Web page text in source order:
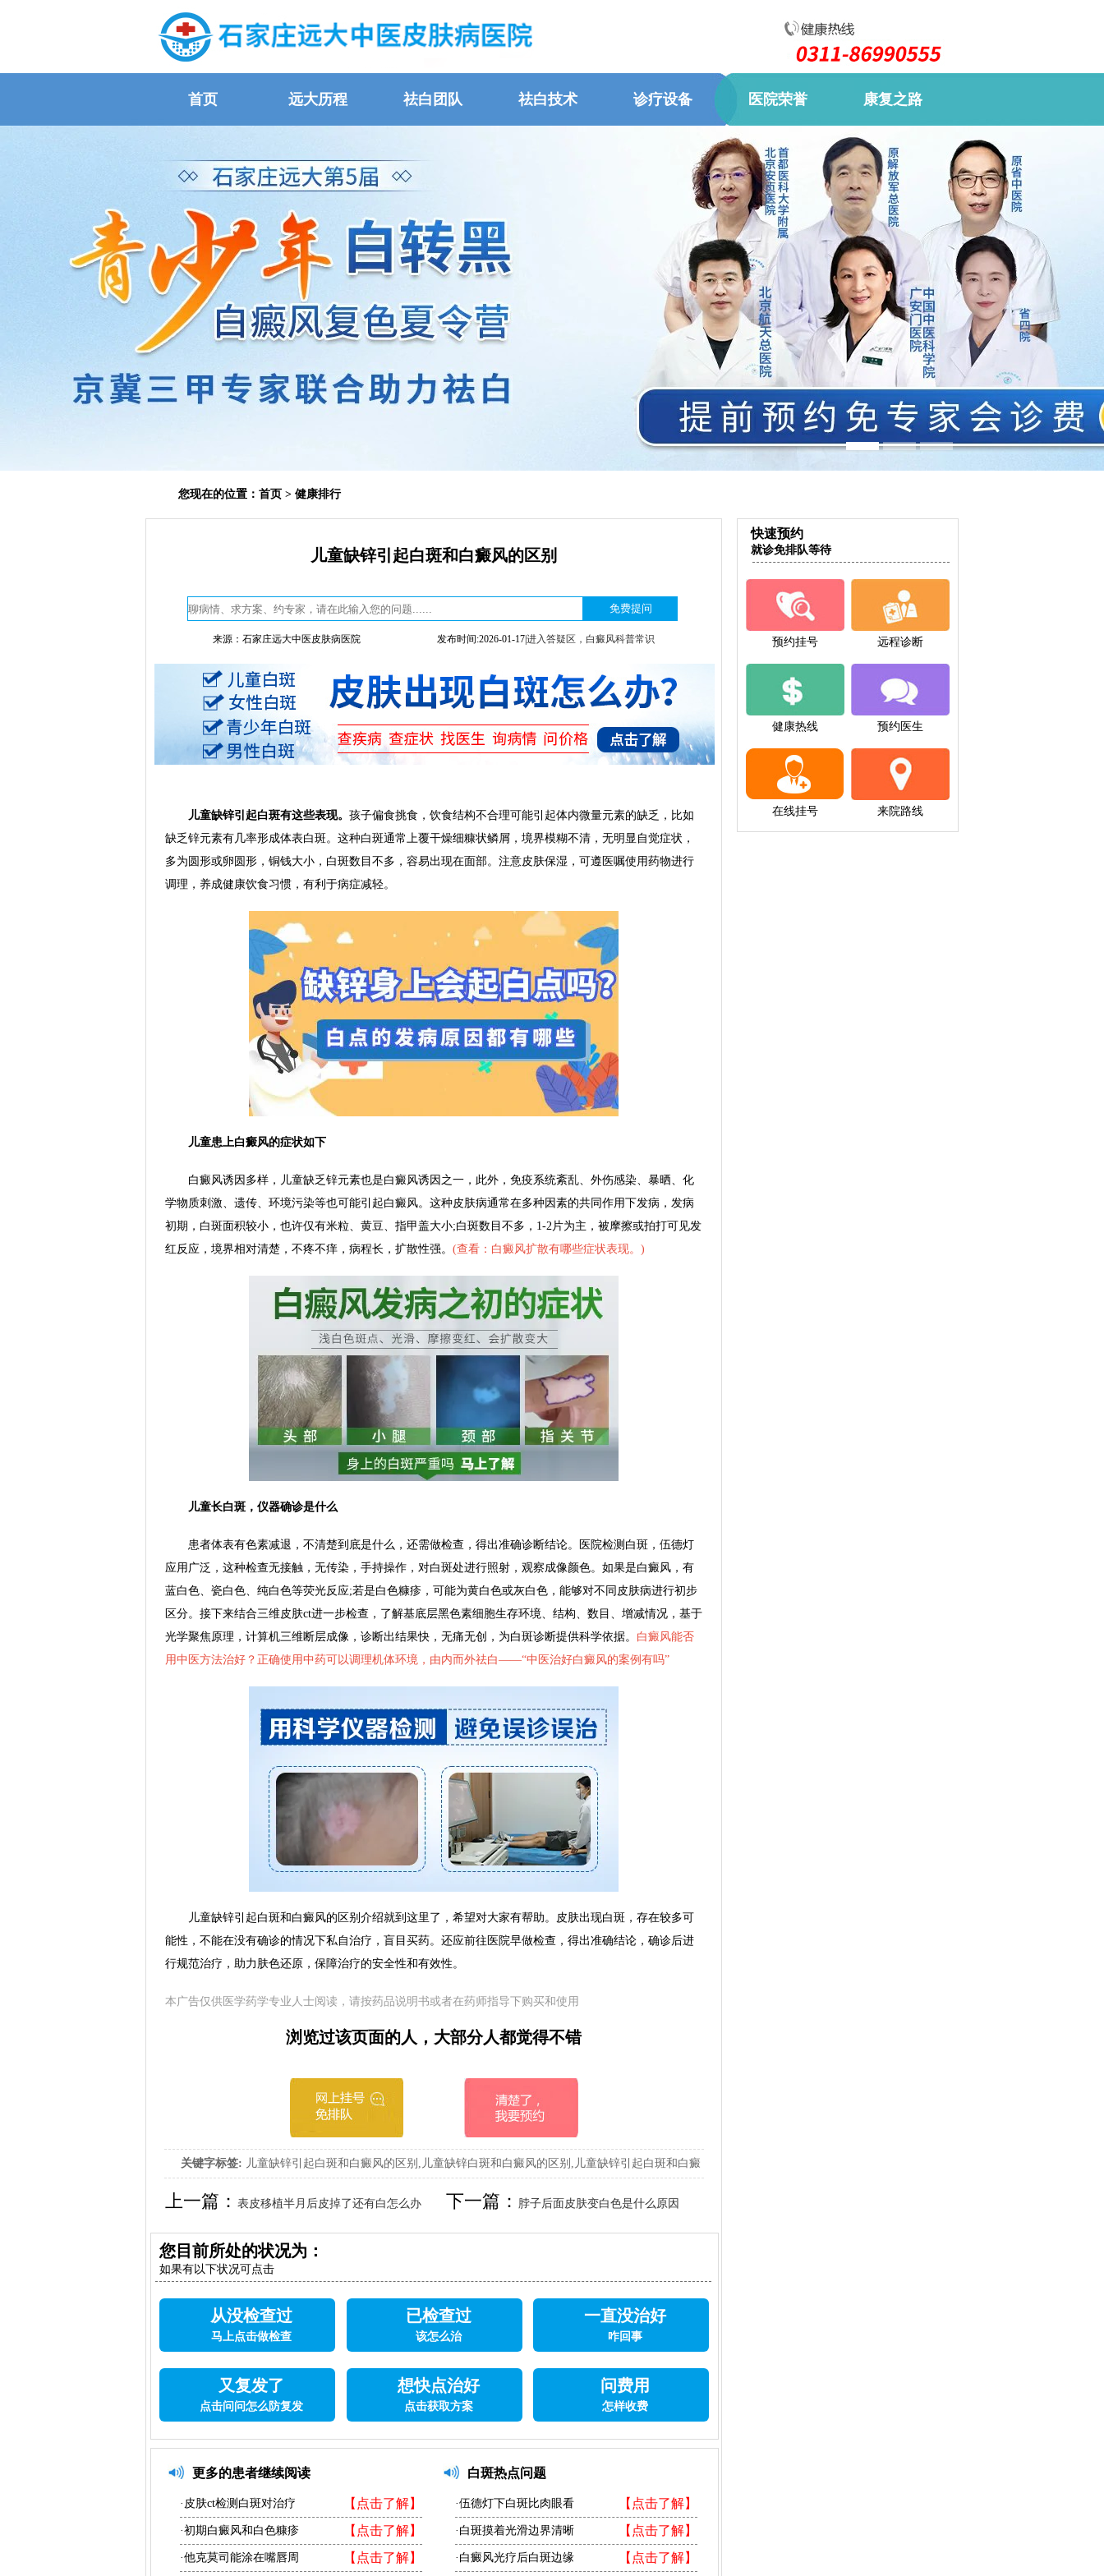
首页 远大历程 祛白团队 祛白技术 诊疗设备 医院荣誉 康复之路
您现在的位置： 首页 > 健康排行
儿童缺锌引起白斑和白癜风的区别
来源：石家庄远大中医皮肤病医院 发布时间:2026-01-17|进入答疑区，白癜风科普常识
儿童缺锌引起白斑有这些表现。 孩子偏食挑食，饮食结构不合理可能引起体内微量元素的缺乏，比如
缺乏锌元素有几率形成体表白斑。这种白斑通常上覆干燥细糠状鳞屑，境界模糊不清，无明显自觉症状，
多为圆形或卵圆形，铜钱大小，白斑数目不多，容易出现在面部。注意皮肤保湿，可遵医嘱使用药物进行
调理，养成健康饮食习惯，有利于病症减轻。
儿童患上白癜风的症状如下
白癜风诱因多样，儿童缺乏锌元素也是白癜风诱因之一，此外，免疫系统紊乱、外伤感染、暴晒、化
学物质刺激、遗传、环境污染等也可能引起白癜风。这种皮肤病通常在多种因素的共同作用下发病，发病
初期，白斑面积较小，也许仅有米粒、黄豆、指甲盖大小;白斑数目不多，1-2片为主，被摩擦或拍打可见发
红反应，境界相对清楚，不疼不痒，病程长，扩散性强。 (查看：白癜风扩散有哪些症状表现。 )
儿童长白斑，仪器确诊是什么
患者体表有色素减退，不清楚到底是什么，还需做检查，得出准确诊断结论。医院检测白斑，伍德灯
应用广泛，这种检查无接触，无传染，手持操作，对白斑处进行照射，观察成像颜色。如果是白癜风，有
蓝白色、瓷白色、纯白色等荧光反应;若是白色糠疹，可能为黄白色或灰白色，能够对不同皮肤病进行初步
区分。接下来结合三维皮肤ct进一步检查，了解基底层黑色素细胞生存环境、结构、数目、增减情况，基于
光学聚焦原理，计算机三维断层成像，诊断出结果快，无痛无创，为白斑诊断提供科学依据。 白癜风能否
用中医方法治好？正确使用中药可以调理机体环境，由内而外祛白——“中医治好白癜风的案例有吗”
儿童缺锌引起白斑和白癜风的区别介绍就到这里了，希望对大家有帮助。皮肤出现白斑，存在较多可
能性，不能在没有确诊的情况下私自治疗，盲目买药。还应前往医院早做检查，得出准确结论，确诊后进
行规范治疗，助力肤色还原，保障治疗的安全性和有效性。
本广告仅供医学药学专业人士阅读，请按药品说明书或者在药师指导下购买和使用
浏览过该页面的人，大部分人都觉得不错
关键字标签: 儿童缺锌引起白斑和白癜风的区别,儿童缺锌白斑和白癜风的区别,儿童缺锌引起白斑和白癜
风有什么不同
上一篇：表皮移植半月后皮掉了还有白怎么办 下一篇： 脖子后面皮肤变白色是什么原因
您目前所处的状况为：
如果有以下状况可点击
从没检查过
马上点击做检查
已检查过
该怎么治
一直没治好
咋回事
又复发了
点击问问怎么防复发
想快点治好
点击获取方案
问费用
怎样收费
更多的患者继续阅读
【点击了解】
·皮肤ct检测白斑对治疗
【点击了解】
·初期白癜风和白色糠疹
【点击了解】
·他克莫司能涂在嘴唇周
白斑热点问题
【点击了解】
·伍德灯下白斑比肉眼看
【点击了解】
·白斑摸着光滑边界清晰
【点击了解】
·白癜风光疗后白斑边缘
快速预约
就诊免排队等待
预约挂号 远程诊断
健康热线 预约医生
在线挂号 来院路线